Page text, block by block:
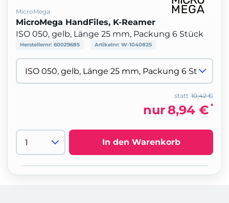
MicroMega
MicroMega HandFiles, K-Reamer
ISO 050, gelb, Länge 25 mm, Packung 6 Stück
Herstellernr: 60029685 Artikelnr: W-1040825
10,42 €
statt
nur 8,94 € *
In den Warenkorb